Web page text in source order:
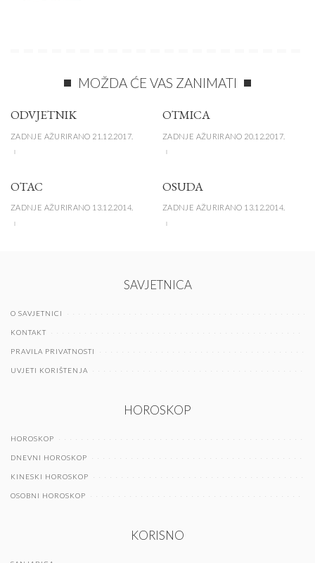
MOŽDA ĆE VAS ZANIMATI
ODVJETNIK
ZADNJE AŽURIRANO 21.12.2017.
OTMICA
ZADNJE AŽURIRANO 20.12.2017.
OTAC
ZADNJE AŽURIRANO 13.12.2014.
OSUDA
ZADNJE AŽURIRANO 13.12.2014.
SAVJETNICA
O SAVJETNICI
KONTAKT
PRAVILA PRIVATNOSTI
UVJETI KORIŠTENJA
HOROSKOP
HOROSKOP
DNEVNI HOROSKOP
KINESKI HOROSKOP
OSOBNI HOROSKOP
KORISNO